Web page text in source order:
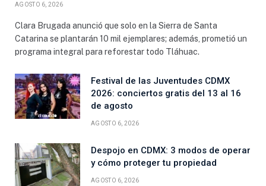
AGOSTO 6, 2026
Clara Brugada anunció que solo en la Sierra de Santa
Catarina se plantarán 10 mil ejemplares; además, prometió un
programa integral para reforestar todo Tláhuac.
Festival de las Juventudes CDMX
2026: conciertos gratis del 13 al 16
de agosto
AGOSTO 6, 2026
Despojo en CDMX: 3 modos de operar
y cómo proteger tu propiedad
AGOSTO 6, 2026